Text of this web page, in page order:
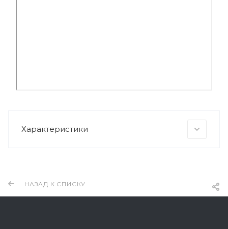
Характеристики
НАЗАД К СПИСКУ